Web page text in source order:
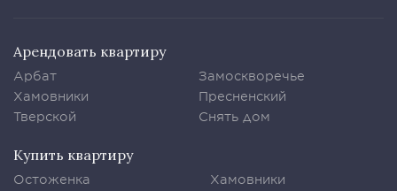
Арендовать квартиру
Арбат
Хамовники
Тверской
Замоскворечье
Пресненский
Снять дом
Купить квартиру
Остоженка
Хамовники